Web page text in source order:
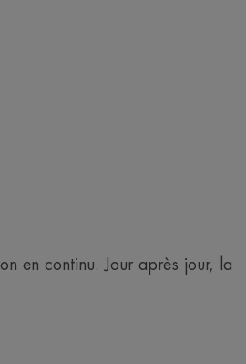
en continu. Jour après jour, la